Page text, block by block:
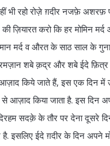
भी रहो रोज़े ग़दीर नजफ़े
ज़ियारत करो कि हर मोमिन मर्द
मर्द व औरत के साठ साल के
शबे क़द्र और शबे ईदे फ़ित्र
किये जाते हैं, इस एक दिन में
आज़ाद किया जाता है. इस दिन
सदक़े के तौर पर देना दूसरे
है. इसलिए ईदे ग़दीर के दिन अपने